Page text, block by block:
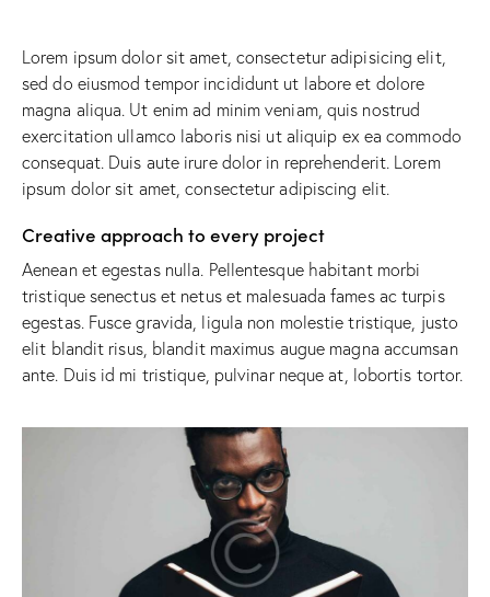
Lorem ipsum dolor sit amet, consectetur adipisicing elit,
sed do eiusmod tempor incididunt ut labore et dolore
magna aliqua. Ut enim ad minim veniam, quis nostrud
exercitation ullamco laboris nisi ut aliquip ex ea commodo
consequat. Duis aute irure dolor in reprehenderit. Lorem
ipsum dolor sit amet, consectetur adipiscing elit.
Creative approach to every project
Aenean et egestas nulla. Pellentesque habitant morbi
tristique senectus et netus et malesuada fames ac turpis
egestas. Fusce gravida, ligula non molestie tristique, justo
elit blandit risus, blandit maximus augue magna accumsan
ante. Duis id mi tristique, pulvinar neque at, lobortis tortor.